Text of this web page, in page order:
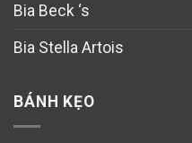
Bia Beck ‘s
Bia Stella Artois
BÁNH KẸO